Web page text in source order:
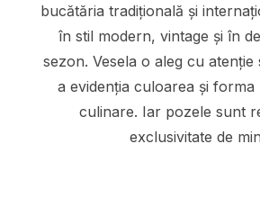
bucătăria tradițională și
în stil modern, vintage și în
sezon. Vesela o aleg cu
a evidenția culoarea și
culinare. Iar pozele sunt
exclusivitate de